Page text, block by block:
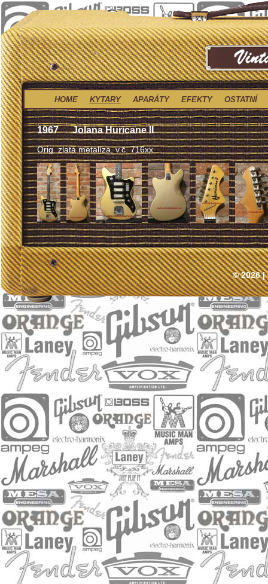
HOME KYTARY APARÁTY EFEKTY OSTATNÍ
1967 Jolana Huricane II
Orig. zlatá metalíza, v.č. 716xx
© 2026 |